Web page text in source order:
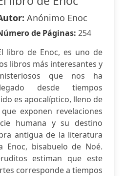
Anónimo Enoc
de Páginas: 254
libro de Enoc, es uno de
libros más interesantes y
que nos ha
desde tiempos
es apocalíptico, lleno de
exponen revelaciones
humana y su destino
antigua de la literatura
Enoc, bisabuelo de Noé.
estiman que este
corresponde a tiempos